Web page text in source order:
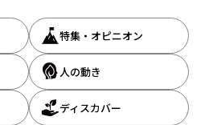
特集・オピニオン
人の動き
ディスカバー